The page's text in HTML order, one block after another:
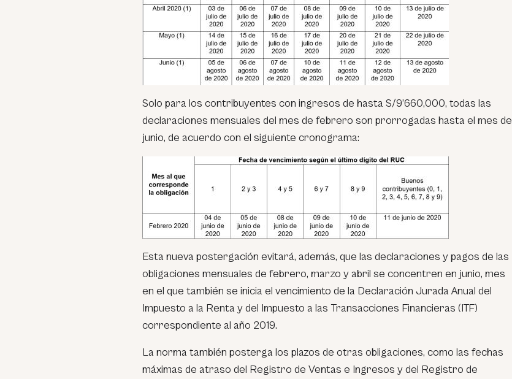
Solo para los contribuyentes con ingresos de hasta S/9’660,000, todas las
declaraciones mensuales del mes de febrero son prorrogadas hasta el mes de
junio, de acuerdo con el siguiente cronograma:
Esta nueva postergación evitará, además, que las declaraciones y pagos de las
obligaciones mensuales de febrero, marzo y abril se concentren en junio, mes
en el que también se inicia el vencimiento de la Declaración Jurada Anual del
Impuesto a la Renta y del Impuesto a las Transacciones Financieras (ITF)
correspondiente al año 2019.
La norma también posterga los plazos de otras obligaciones, como las fechas
máximas de atraso del Registro de Ventas e Ingresos y del Registro de